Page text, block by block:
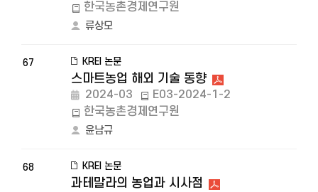
한국농촌경제연구원
류상모
67 KREI 논문
스마트농업 해외 기술 동향
2024-03
E03-2024-1-2
한국농촌경제연구원
윤남규
68 KREI 논문
과테말라의 농업과 시사점